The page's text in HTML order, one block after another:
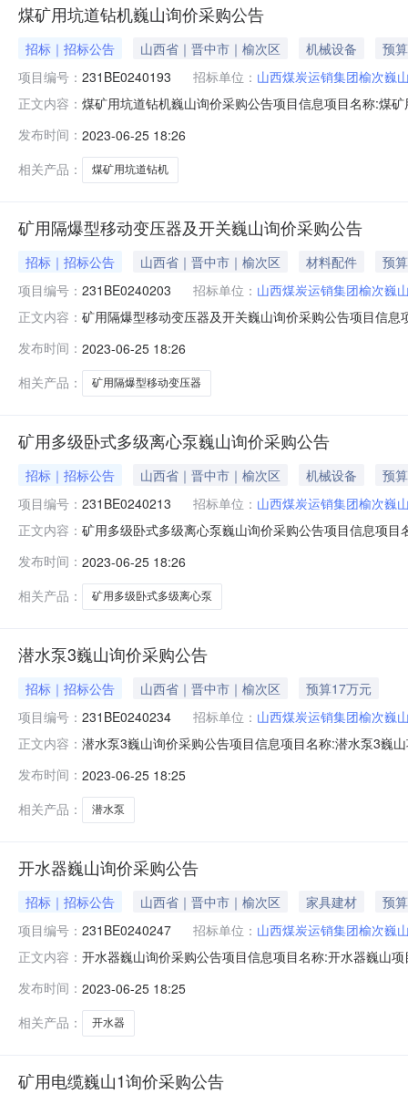
煤矿用坑道钻机巍山询价采购公告
招标｜招标公告 山西省｜晋中市｜榆次区 机械设备
预
项目编号： 231BE0240193 招标单位： 山西煤炭运销集团榆次巍
正文内容： 煤矿用坑道钻机巍山询价采购公告项目信息项目名称:煤
（元）:170000采购控制价说明:采购控制价说明附件:工
发布时间： 2023-06-25 18:26
相关产品：
煤矿用坑道钻机
矿用隔爆型移动变压器及开关巍山询价采购公告
招标｜招标公告 山西省｜晋中市｜榆次区 材料配件
预
项目编号： 231BE0240203 招标单位： 山西煤炭运销集团榆次巍
正文内容： 矿用隔爆型移动变压器及开关巍山询价采购公告项目信
关巍山标段/包编号:231BE0240203/01采购控制价（元
发布时间： 2023-06-25 18:26
相关产品：
矿用隔爆型移动变压器
矿用多级卧式多级离心泵巍山询价采购公告
招标｜招标公告 山西省｜晋中市｜榆次区 机械设备
预
项目编号： 231BE0240213 招标单位： 山西煤炭运销集团榆次巍
正文内容： 矿用多级卧式多级离心泵巍山询价采购公告项目信息项
号:231BE0240213/01采购控制价（元）:195000采购控
发布时间： 2023-06-25 18:26
相关产品：
矿用多级卧式多级离心泵
潜水泵3巍山询价采购公告
招标｜招标公告 山西省｜晋中市｜榆次区
预算17万元
项目编号： 231BE0240234 招标单位： 山西煤炭运销集团榆次巍
正文内容： 潜水泵3巍山询价采购公告项目信息项目名称:潜水泵3巍
购控制价说明附件:工期(天):3工期说明:无招标/采购范围
发布时间： 2023-06-25 18:25
相关产品：
潜水泵
开水器巍山询价采购公告
招标｜招标公告 山西省｜晋中市｜榆次区 家具建材
预
项目编号： 231BE0240247 招标单位： 山西煤炭运销集团榆次巍
正文内容： 开水器巍山询价采购公告项目信息项目名称:开水器巍山
说明附件:工期(天):3工期说明:无招标/采购范围:山西资
发布时间： 2023-06-25 18:25
相关产品：
开水器
矿用电缆巍山1询价采购公告